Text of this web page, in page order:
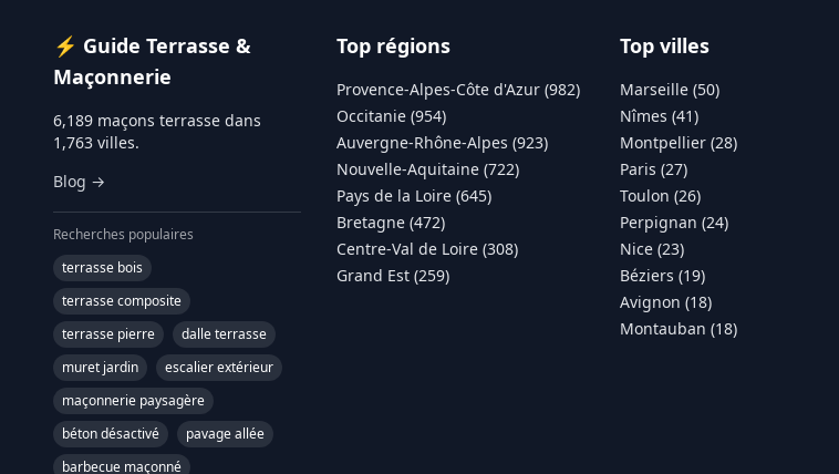
⚡ Guide Terrasse &
Maçonnerie
6,189 maçons terrasse dans
1,763 villes.
Blog →
Recherches populaires
terrasse bois
terrasse composite
terrasse pierre
dalle terrasse
muret jardin
escalier extérieur
maçonnerie paysagère
béton désactivé
pavage allée
barbecue maçonné
Top régions
Provence-Alpes-Côte d'Azur (982)
Occitanie (954)
Auvergne-Rhône-Alpes (923)
Nouvelle-Aquitaine (722)
Pays de la Loire (645)
Bretagne (472)
Centre-Val de Loire (308)
Grand Est (259)
Top villes
Marseille (50)
Nîmes (41)
Montpellier (28)
Paris (27)
Toulon (26)
Perpignan (24)
Nice (23)
Béziers (19)
Avignon (18)
Montauban (18)